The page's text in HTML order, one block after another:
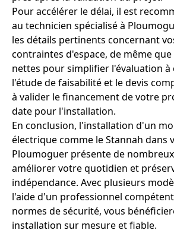
Pour accélérer le délai, il est
au technicien spécialisé à
les détails pertinents concernant
contraintes d'espace, de même
nettes pour simplifier l'évaluation à
l'étude de faisabilité et le devis
à valider le financement de votre
date pour l'installation.
En conclusion, l'installation d'un
électrique comme le Stannah dans
Ploumoguer présente de
améliorer votre quotidien et
indépendance. Avec plusieurs
l'aide d'un professionnel
normes de sécurité, vous
installation sur mesure et fiable.